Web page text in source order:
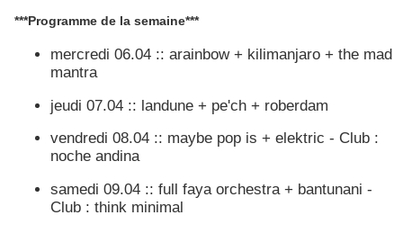
***Programme de la semaine***
mercredi 06.04 :: arainbow + kilimanjaro + the mad
mantra
jeudi 07.04 :: landune + pe'ch + roberdam
vendredi 08.04 :: maybe pop is + elektric - Club :
noche andina
samedi 09.04 :: full faya orchestra + bantunani -
Club : think minimal